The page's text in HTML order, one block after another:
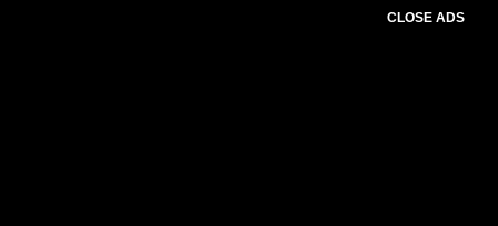
CLOSE ADS